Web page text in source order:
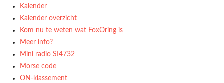
Kalender
Kalender overzicht
Kom nu te weten wat FoxOring is
Meer info?
Mini radio SI4732
Morse code
ON-klassement